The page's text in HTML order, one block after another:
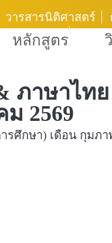
วารสารนิติศาสตร์
ภาพกิจกรรม
หลักสูตร
ภาษาไท
2569
รศึกษา) เดือน กุมภ